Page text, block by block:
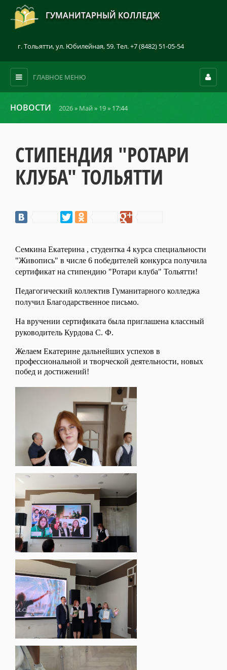
ГУМАНИТАРНЫЙ КОЛЛЕДЖ
г. Тольятти, ул. Юбилейная, 59. Тел. +7 (8482) 51-05-54
ГЛАВНОЕ МЕНЮ
НОВОСТИ 2026» Май » 19» 17:44
СТИПЕНДИЯ "РОТАРИ
КЛУБА" ТОЛЬЯТТИ
Семкина Екатерина , студентка 4 курса специальности
"Живопись" в числе 6 победителей конкурса получила
сертификат на стипендию "Ротари клуба" Тольятти!
Педагогический коллектив Гуманитарного колледжа
получил Благодарственное письмо.
На вручении сертификата была приглашена классный
руководитель Курдова С. Ф.
Желаем Екатерине дальнейших успехов в
профессиональной и творческой деятельности, новых
побед и достижений!